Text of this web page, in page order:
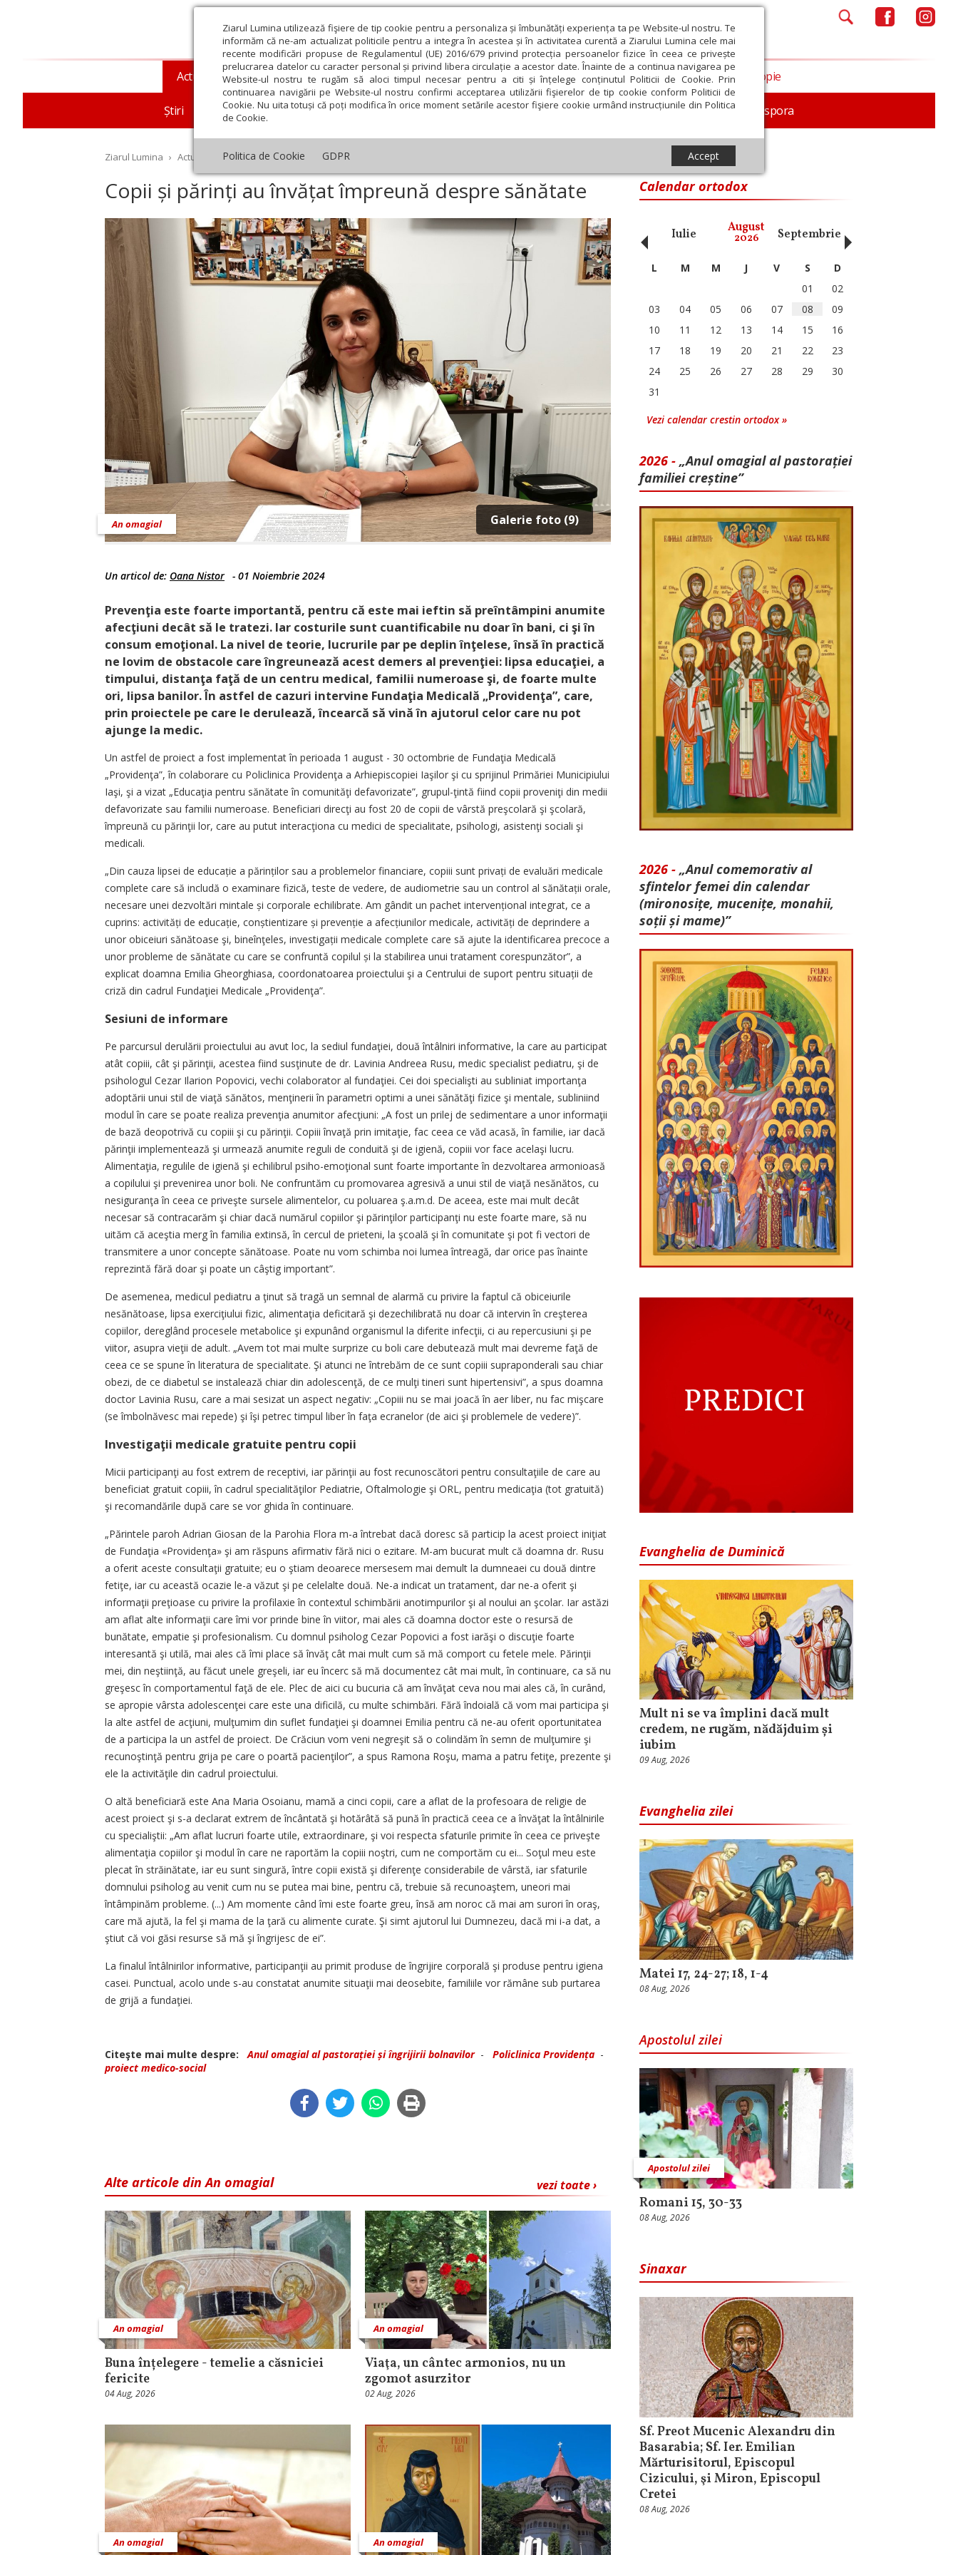
Ziarul Lumina utilizează fişiere de tip cookie pentru a personaliza și îmbunătăți experiența ta pe Website-ul nostru. Te
informăm că ne-am actualizat politicile pentru a integra în acestea și în activitatea curentă a Ziarului Lumina cele mai
recente modificări propuse de Regulamentul (UE) 2016/679 privind protecția persoanelor fizice în ceea ce privește
prelucrarea datelor cu caracter personal și privind libera circulație a acestor date. Înainte de a continua navigarea pe
Website-ul nostru te rugăm să aloci timpul necesar pentru a citi și înțelege conținutul Politicii de Cookie. Prin
continuarea navigării pe Website-ul nostru confirmi acceptarea utilizării fişierelor de tip cookie conform Politicii de
Cookie. Nu uita totuși că poți modifica în orice moment setările acestor fişiere cookie urmând instrucțiunile din Politica
de Cookie.
Politica de Cookie GDPR Accept
Actualitate religioasă
Știri Mesaje și cuvântări An omagial Comunicate de presă Documentar In memoriam Diaspora
Teologie și spiritualitate Educaţie și Cultură Societate Opinii Filantropie
Ziarul Lumina › Actualitate religioasă › An omagial › Copii și părinți au învățat împreună despre sănătate
Copii și părinți au învățat împreună despre sănătate
Galerie foto (9)
An omagial
Un articol de: Oana Nistor - 01 Noiembrie 2024
Prevenţia este foarte importantă, pentru că este mai ieftin să preîntâmpini anumite
afecţiuni decât să le tratezi. Iar costurile sunt cuantificabile nu doar în bani, ci şi în
consum emoţional. La nivel de teorie, lucrurile par pe deplin înţelese, însă în practică
ne lovim de obstacole care îngreunează acest demers al prevenţiei: lipsa educaţiei, a
timpului, distanţa faţă de un centru medical, familii numeroase şi, de foarte multe
ori, lipsa banilor. În astfel de cazuri intervine Fundaţia Medicală „Providenţa”, care,
prin proiectele pe care le derulează, încearcă să vină în ajutorul celor care nu pot
ajunge la medic.
Un astfel de proiect a fost implementat în perioada 1 august - 30 octombrie de Fundaţia Medicală
„Providenţa”, în colaborare cu Policlinica Providenţa a Arhi­episcopiei Iaşilor şi cu sprijinul Primăriei Municipiului
Iaşi, şi a vizat „Educaţia pentru sănătate în comunităţi defavorizate”, grupul-ţintă fiind copii proveniţi din medii
defavorizate sau familii numeroase. Beneficiari direcţi au fost 20 de copii de vârstă preşcolară şi şcolară,
împreună cu părinţii lor, care au putut interacţiona cu medici de specialitate, psihologi, asistenţi sociali şi
medicali.
„Din cauza lipsei de educație a părinților sau a problemelor financiare, copiii sunt privați de evaluări medicale
complete care să includă o examinare fizică, teste de vedere, de audiometrie sau un control al sănătații orale,
necesare unei dezvoltări mintale și corporale echilibrate. Am gândit un pachet intervențional integrat, ce a
cuprins: activități de educație, conștientizare și prevenție a afecțiunilor medicale, activități de deprindere a
unor obiceiuri sănătoase şi, bineînţeles, investigații medicale complete care să ajute la identificarea precoce a
unor probleme de sănătate cu care se confruntă copilul și la stabilirea unui tratament corespunzător”, a
explicat doamna Emilia Gheorghiasa, coordonatoarea proiectului şi a Centrului de suport pentru situații de
criză din cadrul Fundaţiei Medicale „Providenţa”.
Sesiuni de informare
Pe parcursul derulării proiectului au avut loc, la sediul fundaţiei, două întâlniri informative, la care au participat
atât copiii, cât şi părinţii, acestea fiind susţinute de dr. Lavinia Andreea Rusu, medic specialist pediatru, şi de
psihologul Cezar Ilarion Popovici, vechi colaborator al fundaţiei. Cei doi specialişti au subliniat importanţa
adoptării unui stil de viaţă sănătos, menţinerii în parametri optimi a unei sănătăţi fizice şi mentale, subliniind
modul în care se poate realiza prevenţia anumitor afecţiuni: „A fost un prilej de sedimentare a unor informaţii
de bază deopotrivă cu copiii şi cu părinţii. Copiii învaţă prin imitaţie, fac ceea ce văd acasă, în familie, iar dacă
părinţii implementează şi urmează anumite reguli de conduită şi de igienă, copiii vor face acelaşi lucru.
Alimentaţia, regulile de igienă şi echilibrul psiho-emoţional sunt foarte importante în dezvoltarea armonioasă
a copilului şi prevenirea unor boli. Ne confruntăm cu promovarea agresivă a unui stil de viaţă nesănătos, cu
nesiguranţa în ceea ce priveşte sursele alimentelor, cu poluarea ş.a.m.d. De aceea, este mai mult decât
necesar să contracarăm şi chiar dacă numărul copiilor şi părinţilor participanţi nu este foarte mare, să nu
uităm că aceştia merg în familia extinsă, în cercul de prieteni, la şcoală şi în comunitate şi pot fi vectori de
transmitere a unor concepte sănătoase. Poate nu vom schimba noi lumea întreagă, dar orice pas înainte
reprezintă fără doar şi poate un câştig important”.
De asemenea, medicul pediatru a ţinut să tragă un semnal de alarmă cu privire la faptul că obiceiurile
nesănătoase, lipsa exerciţiului fizic, alimentaţia deficitară şi dezechilibrată nu doar că intervin în creşterea
copiilor, dereglând procesele metabolice şi expunând organismul la diferite infecţii, ci au repercusiuni şi pe
viitor, asupra vieţii de adult. „Avem tot mai multe surprize cu boli care debutează mult mai devreme faţă de
ceea ce se spune în literatura de specialitate. Şi atunci ne întrebăm de ce sunt copiii supraponderali sau chiar
obezi, de ce diabetul se instalează chiar din adolescenţă, de ce mulţi tineri sunt hipertensivi”, a spus doamna
doctor Lavinia Rusu, care a mai sesizat un aspect negativ: „Copiii nu se mai joacă în aer liber, nu fac mişcare
(se îmbolnăvesc mai repede) şi îşi petrec timpul liber în faţa ecranelor (de aici şi problemele de vedere)”.
Investigaţii medicale gratuite pentru copii
Micii participanţi au fost extrem de receptivi, iar părinţii au fost recunoscători pentru consultaţiile de care au
beneficiat gratuit copiii, în cadrul specialităţilor Pediatrie, Oftalmologie şi ORL, pentru medicaţia (tot gratuită)
şi recomandările după care se vor ghida în continuare.
„Părintele paroh Adrian Giosan de la Parohia Flora m-a întrebat dacă doresc să particip la acest proiect iniţiat
de Fundaţia «Providenţa» şi am răspuns afirmativ fără nici o ezitare. M-am bucurat mult că doamna dr. Rusu
a oferit aceste consultaţii gratuite; eu o ştiam deoarece mersesem mai demult la dumneaei cu două dintre
fetiţe, iar cu această ocazie le-a văzut şi pe celelalte două. Ne-a indicat un tratament, dar ne-a oferit şi
informaţii preţioase cu privire la profilaxie în contextul schimbării anotimpurilor şi al noului an şcolar. Iar astăzi
am aflat alte informaţii care îmi vor prinde bine în viitor, mai ales că doamna doctor este o resursă de
bunătate, empatie şi profesionalism. Cu domnul psiholog Cezar Popovici a fost iarăşi o discuţie foarte
interesantă şi utilă, mai ales că îmi place să învăţ cât mai mult cum să mă comport cu fetele mele. Părinţii
mei, din neştiinţă, au făcut unele greşeli, iar eu încerc să mă documentez cât mai mult, în continuare, ca să nu
greşesc în comportamentul faţă de ele. Plec de aici cu bucuria că am învăţat ceva nou mai ales că, în curând,
se apropie vârsta adolescenţei care este una dificilă, cu multe schimbări. Fără îndoială că vom mai participa şi
la alte astfel de acţiuni, mulţumim din suflet fundaţiei şi doamnei Emilia pentru că ne-au oferit oportunitatea
de a participa la un astfel de proiect. De Crăciun vom veni negreşit să o colindăm în semn de mulţumire şi
recunoştinţă pentru grija pe care o poartă pacienţilor”, a spus Ramona Roşu, mama a patru fetiţe, prezente şi
ele la activităţile din cadrul proiectului.
O altă beneficiară este Ana Maria Osoianu, mamă a cinci copii, care a aflat de la profesoara de religie de
acest proiect şi s-a declarat extrem de încântată şi hotărâtă să pună în practică ceea ce a învăţat la întâlnirile
cu specialiştii: „Am aflat lucruri foarte utile, extraordinare, şi voi respecta sfaturile primite în ceea ce priveşte
alimentaţia copiilor şi modul în care ne raportăm la copiii noştri, cum ne comportăm cu ei... Soţul meu este
plecat în străinătate, iar eu sunt singură, între copii există şi diferenţe considerabile de vârstă, iar sfaturile
domnului psiholog au venit cum nu se putea mai bine, pentru că, trebuie să recunoaştem, uneori mai
întâmpinăm probleme. (...) Am momente când îmi este foarte greu, însă am noroc că mai am surori în oraş,
care mă ajută, la fel şi mama de la ţară cu alimente curate. Şi simt ajutorul lui Dumnezeu, dacă mi i-a dat, a
ştiut că voi găsi resurse să mă şi îngrijesc de ei”.
La finalul întâlnirilor informative, participanţii au primit produse de îngrijire corporală şi produse pentru igiena
casei. Punctual, acolo unde s-au constatat anumite situaţii mai deosebite, familiile vor rămâne sub purtarea
de grijă a fundaţiei.
Citeşte mai multe despre: Anul omagial al pastorației și îngrijirii bolnavilor- Policlinica Providența -
proiect medico-social
vezi toate ›
Alte articole din An omagial
An omagial
Buna înțelegere - temelie a căsniciei
fericite
04 Aug, 2026
An omagial
Viaţa, un cântec armonios, nu un
zgomot asurzitor
02 Aug, 2026
An omagial An omagial
Calendar ortodox
Octombrie Noiembrie Decembrie Ianuarie Februarie Martie Aprilie Mai Iunie Iulie August
2026 Septembrie Octombrie
‹ L M M J V S
D
01
02
03
04 05 06 07 08
09
10
11 12 13 14 15
16
17
18 19 20 21 22
23
24
25 26 27 28 29
30
31
Vezi calendar crestin ortodox »
2026 - „Anul omagial al pastorației
familiei creștine”
2026 - „Anul comemorativ al
sfintelor femei din calendar
(mironosițe, mu­cenițe, monahii,
soții și mame)”
Evanghelia de Duminică
Mult ni se va împlini dacă mult
credem, ne rugăm, nădăjduim și
iubim
09 Aug, 2026
Evanghelia zilei
Matei 17, 24-27; 18, 1-4
08 Aug, 2026
Apostolul zilei
Apostolul zilei
Romani 15, 30-33
08 Aug, 2026
Sinaxar
Sf. Preot Mucenic Alexandru din
Basarabia; Sf. Ier. Emilian
Mărturisitorul, Episcopul
Cizicului, şi Miron, Episcopul
Cretei
08 Aug, 2026